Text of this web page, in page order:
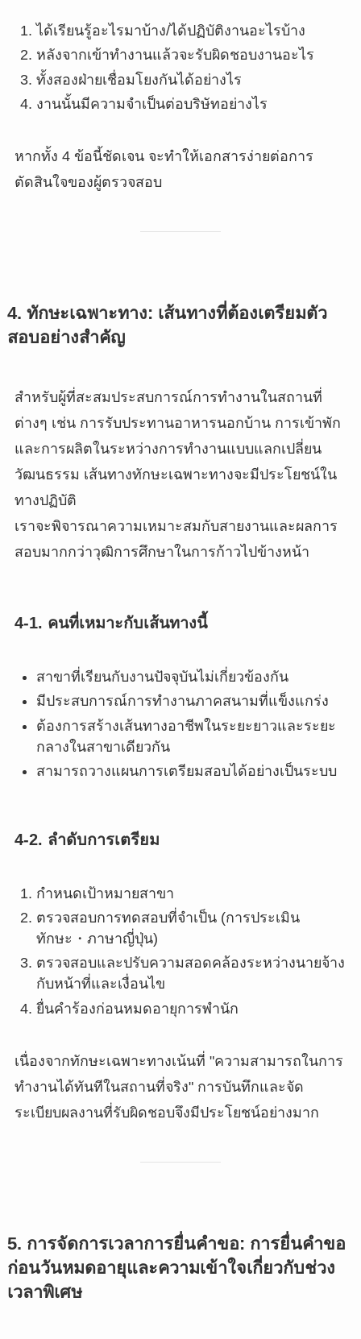
ได้เรียนรู้อะไรมาบ้าง/ได้ปฏิบัติงานอะไรบ้าง
หลังจากเข้าทำงานแล้วจะรับผิดชอบงานอะไร
ทั้งสองฝ่ายเชื่อมโยงกันได้อย่างไร
งานนั้นมีความจำเป็นต่อบริษัทอย่างไร
หากทั้ง 4 ข้อนี้ชัดเจน จะทำให้เอกสารง่ายต่อการ
ตัดสินใจของผู้ตรวจสอบ
4. ทักษะเฉพาะทาง: เส้นทางที่ต้องเตรียมตัว
สอบอย่างสำคัญ
สำหรับผู้ที่สะสมประสบการณ์การทำงานในสถานที่
ต่างๆ เช่น การรับประทานอาหารนอกบ้าน การเข้าพัก
และการผลิตในระหว่างการทำงานแบบแลกเปลี่ยน
วัฒนธรรม เส้นทางทักษะเฉพาะทางจะมีประโยชน์ใน
ทางปฏิบัติ
เราจะพิจารณาความเหมาะสมกับสายงานและผลการ
สอบมากกว่าวุฒิการศึกษาในการก้าวไปข้างหน้า
4-1. คนที่เหมาะกับเส้นทางนี้
สาขาที่เรียนกับงานปัจจุบันไม่เกี่ยวข้องกัน
มีประสบการณ์การทำงานภาคสนามที่แข็งแกร่ง
ต้องการสร้างเส้นทางอาชีพในระยะยาวและระยะ
กลางในสาขาเดียวกัน
สามารถวางแผนการเตรียมสอบได้อย่างเป็นระบบ
4-2. ลำดับการเตรียม
กำหนดเป้าหมายสาขา
ตรวจสอบการทดสอบที่จำเป็น (การประเมิน
ทักษะ・ภาษาญี่ปุ่น)
ตรวจสอบและปรับความสอดคล้องระหว่างนายจ้าง
กับหน้าที่และเงื่อนไข
ยื่นคำร้องก่อนหมดอายุการพำนัก
เนื่องจากทักษะเฉพาะทางเน้นที่ "ความสามารถในการ
ทำงานได้ทันทีในสถานที่จริง" การบันทึกและจัด
ระเบียบผลงานที่รับผิดชอบจึงมีประโยชน์อย่างมาก
5. การจัดการเวลาการยื่นคำขอ: การยื่นคำขอ
ก่อนวันหมดอายุและความเข้าใจเกี่ยวกับช่วง
เวลาพิเศษ